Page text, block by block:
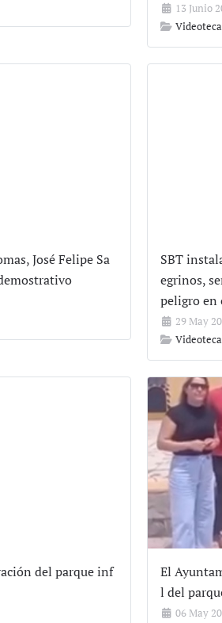
13 Junio
Videoteca
José Felipe Sa
SBT
egrinos,
peligro en
29 May
Videoteca
del parque inf
El
l del
06 May